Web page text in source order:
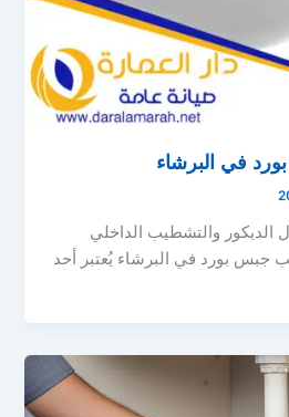
في البرشاء
الديكور والتشطيب الداخلي
جبس بورد في البرشاء يُعتبر أحد